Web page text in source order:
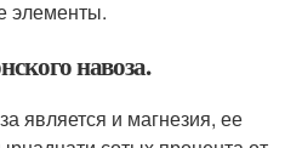
элементы.
навоза.
является и магнезия, ее